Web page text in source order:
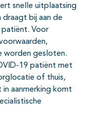
snelle uitplaatsing
draagt bij aan de
Voor
worden gesloten.
19 patiënt met
of thuis,
aanmerking komt